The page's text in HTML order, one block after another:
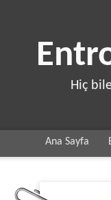
Hiç
Ana Sayfa